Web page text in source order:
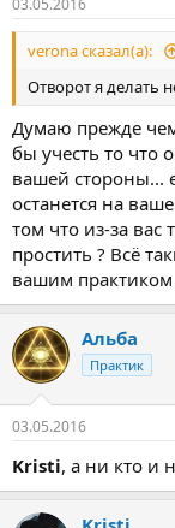
03.05.2016
verona сказал(а):
Отворот я делать
Думаю прежде
бы учесть то что
вашей стороны...
останется на
том что из-за вас
простить ? Всё
вашим практиком
Альба
Практик
03.05.2016
Kristi, а ни кто и